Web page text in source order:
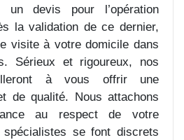
un devis pour l’opération
la validation de ce dernier,
visite à votre domicile dans
Sérieux et rigoureux, nos
à vous offrir une
de qualité. Nous attachons
au respect de votre
se font discrets